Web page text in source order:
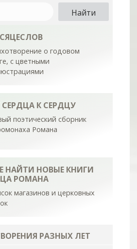
о годовом
с цветными
СЕРДЦА К СЕРДЦУ
поэтический сборник
Романа
НАЙТИ НОВЫЕ КНИГИ
РОМАНА
магазинов и церковных
РАЗНЫХ ЛЕТ